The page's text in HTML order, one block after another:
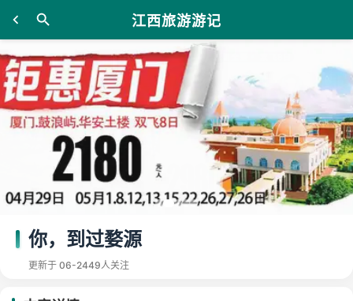
江西旅游游记
你，到过婺源
更新于 06-2449人关注